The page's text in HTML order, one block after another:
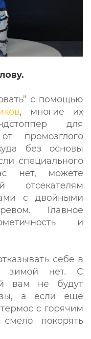
с помощью
, многие их
для
промозглого
без основы
специального
нет, можете
отсекателям
с двойными
Главное
и
себе в
зимой нет. С
вам не будут
а если ещё
с горячим
покорять